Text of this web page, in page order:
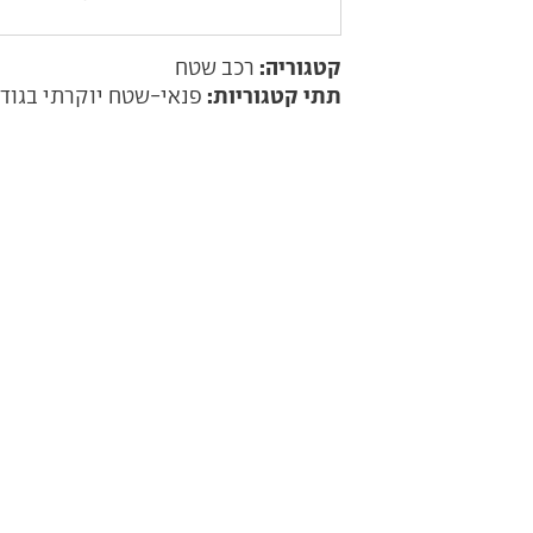
קטגוריה: רכב שטח
תתי קטגוריות: פנאי-שטח יוקרתי